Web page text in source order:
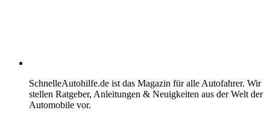
SchnelleAutohilfe.de ist das Magazin für alle Autofahrer. Wir
stellen Ratgeber, Anleitungen & Neuigkeiten aus der Welt der
Automobile vor.